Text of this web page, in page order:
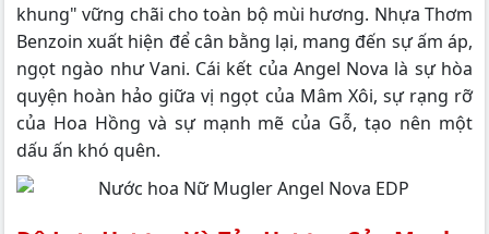
khung" vững chãi cho toàn bộ mùi hương. Nhựa Thơm
Benzoin xuất hiện để cân bằng lại, mang đến sự ấm áp,
ngọt ngào như Vani. Cái kết của Angel Nova là sự hòa
quyện hoàn hảo giữa vị ngọt của Mâm Xôi, sự rạng rỡ
của Hoa Hồng và sự mạnh mẽ của Gỗ, tạo nên một
dấu ấn khó quên.